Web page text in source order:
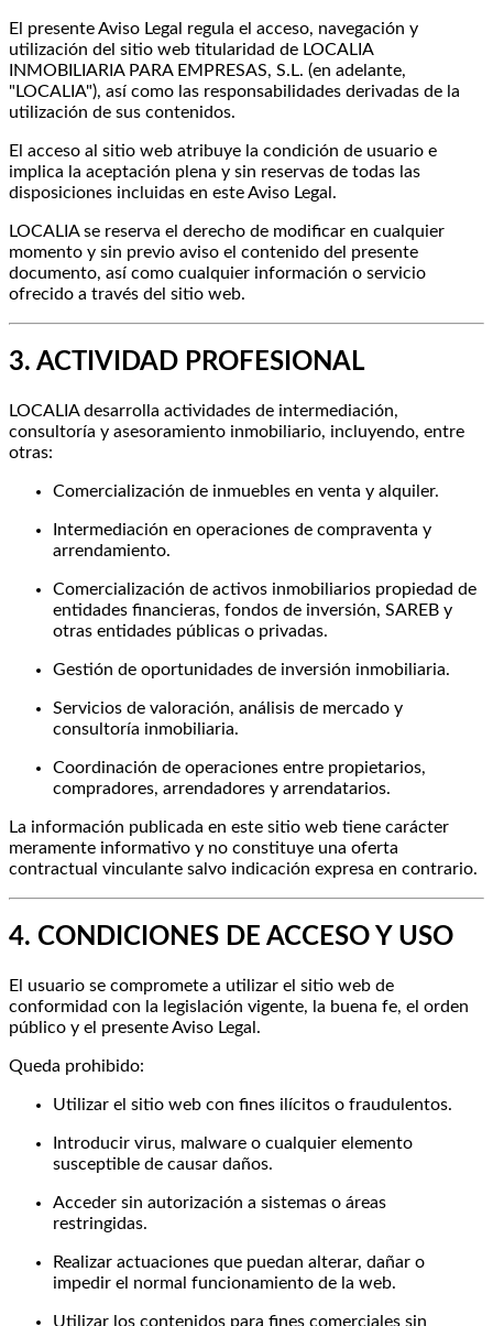
El presente Aviso Legal regula el acceso, navegación y
utilización del sitio web titularidad de LOCALIA
INMOBILIARIA PARA EMPRESAS, S.L. (en adelante,
"LOCALIA"), así como las responsabilidades derivadas de la
utilización de sus contenidos.
El acceso al sitio web atribuye la condición de usuario e
implica la aceptación plena y sin reservas de todas las
disposiciones incluidas en este Aviso Legal.
LOCALIA se reserva el derecho de modificar en cualquier
momento y sin previo aviso el contenido del presente
documento, así como cualquier información o servicio
ofrecido a través del sitio web.
3. ACTIVIDAD PROFESIONAL
LOCALIA desarrolla actividades de intermediación,
consultoría y asesoramiento inmobiliario, incluyendo, entre
otras:
Comercialización de inmuebles en venta y alquiler.
Intermediación en operaciones de compraventa y
arrendamiento.
Comercialización de activos inmobiliarios propiedad de
entidades financieras, fondos de inversión, SAREB y
otras entidades públicas o privadas.
Gestión de oportunidades de inversión inmobiliaria.
Servicios de valoración, análisis de mercado y
consultoría inmobiliaria.
Coordinación de operaciones entre propietarios,
compradores, arrendadores y arrendatarios.
La información publicada en este sitio web tiene carácter
meramente informativo y no constituye una oferta
contractual vinculante salvo indicación expresa en contrario.
4. CONDICIONES DE ACCESO Y USO
El usuario se compromete a utilizar el sitio web de
conformidad con la legislación vigente, la buena fe, el orden
público y el presente Aviso Legal.
Queda prohibido:
Utilizar el sitio web con fines ilícitos o fraudulentos.
Introducir virus, malware o cualquier elemento
susceptible de causar daños.
Acceder sin autorización a sistemas o áreas
restringidas.
Realizar actuaciones que puedan alterar, dañar o
impedir el normal funcionamiento de la web.
Utilizar los contenidos para fines comerciales sin